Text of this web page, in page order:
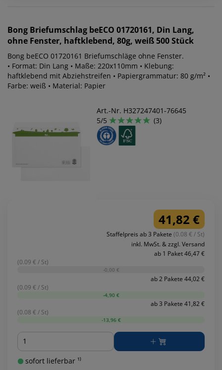
Bong Briefumschlag beECO 01720161, Din Lang,
ohne Fenster, haftklebend, 80g, weiß 500 Stück
Bong beECO 01720161 Briefumschläge ohne Fenster.
• Format: Din Lang • Maße: 220x110mm • Klebung:
haftklebend mit Abziehstreifen • Papiergrammatur: 80 g/m² •
Farbe: weiß • Material: Papier
Art.-Nr. H327247401-76645
5/5
(3)
41,82 €
Staffelpreis ab 3 Pakete (0.08 € / St)
inkl. MwSt. & zzgl. Versand
ab 1 Paket 46,47 €
(0.09 € / St)
-0,00 €
ab 2 Pakete 44,02 €
(0.09 € / St)
-4,90 €
ab 3 Pakete 41,82 €
(0.08 € / St)
-13,96 €
Menge
sofort lieferbar ¹⁾